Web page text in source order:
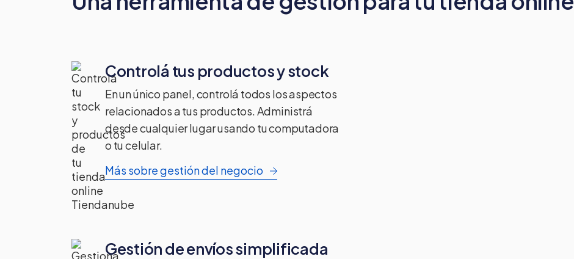
Controlá tus productos y stock
En un único panel, controlá todos los aspectos
relacionados a tus productos. Administrá
desde cualquier lugar usando tu computadora
o tu celular.
Más sobre gestión del negocio
Gestión de envíos simplificada